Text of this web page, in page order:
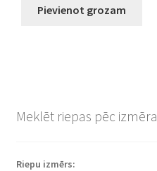
Pievienot grozam
Meklēt riepas pēc izmēra
Riepu izmērs: